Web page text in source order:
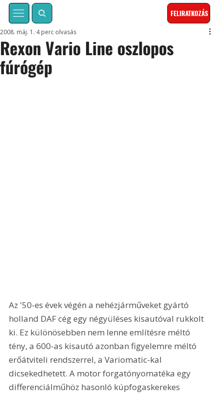
FELIRATKOZÁS
Rexon Vario Line oszlopos
fúrógép
2008. máj. 1. 4 perc olvasás
Az '50-es évek végén a nehézjárműveket gyártó
holland DAF cég egy négyüléses kisautóval rukkolt
ki. Ez különösebben nem lenne említésre méltó
tény, a 600-as kisautó azonban figyelemre méltó
erőátviteli rendszerrel, a Variomatic-kal
dicsekedhetett. A motor forgatónyomatéka egy
differenciálműhöz hasonló kúpfogaskerekes